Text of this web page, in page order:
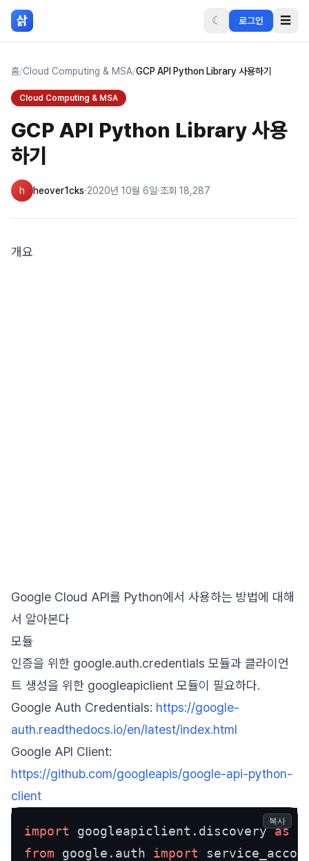
본문 바로가기
삵 ☾ 로그인 ☰
홈/Cloud Computing & MSA/GCP API Python Library 사용하기
Cloud Computing & MSA
GCP API Python Library 사용
하기
h heover1cks·2020년 10월 6일·조회 18,287
개요
Google Cloud API를 Python에서 사용하는 방법에 대해
서 알아본다
모듈
인증을 위한 google.auth.credentials 모듈과 클라이언
트 생성을 위한 googleapiclient 모듈이 필요하다.
Google Auth Credentials: https://google-
auth.readthedocs.io/en/latest/index.html
Google API Client:
https://github.com/googleapis/google-api-python-
client
import googleapiclient.discovery as
from google.auth import
복사